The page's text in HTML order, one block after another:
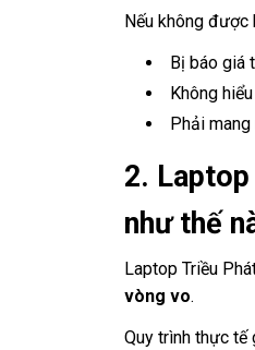
Nếu không được
Bị báo giá
Không
Phải
2.
như thế
Laptop Triều
vòng vo.
Quy trình thực tế